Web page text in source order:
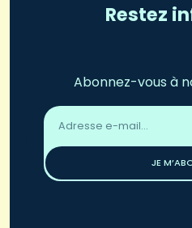
Restez
Abonnez-vous à
Adresse
email
JE